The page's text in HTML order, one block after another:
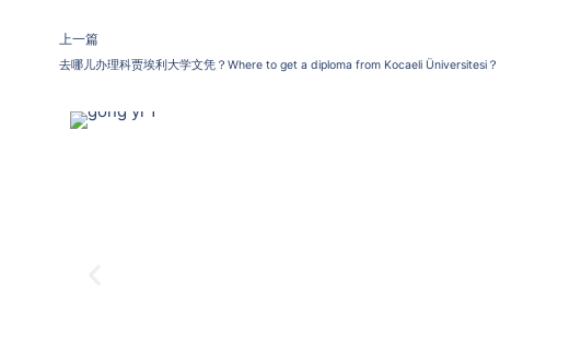
上一篇
去哪儿办理科贾埃利大学文凭？Where to get a diploma from Kocaeli Üniversitesi？